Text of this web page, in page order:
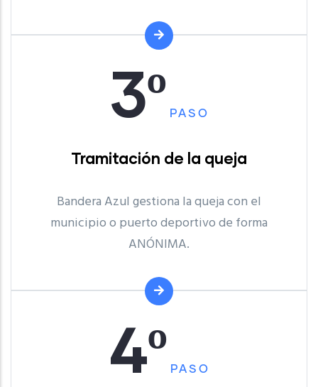
3º PASO
Tramitación de la queja
Bandera Azul gestiona la queja con el
municipio o puerto deportivo de forma
ANÓNIMA.
4º PASO